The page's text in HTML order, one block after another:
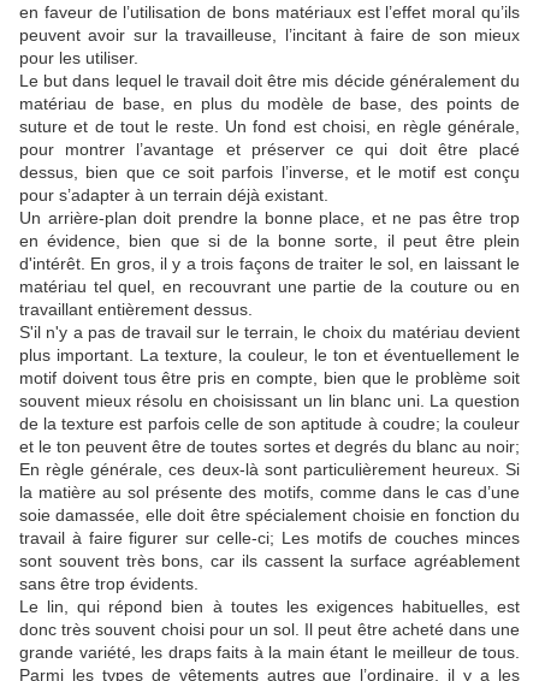
en faveur de l’utilisation de bons matériaux est l’effet moral qu’ils
peuvent avoir sur la travailleuse, l’incitant à faire de son mieux
pour les utiliser.
Le but dans lequel le travail doit être mis décide généralement du
matériau de base, en plus du modèle de base, des points de
suture et de tout le reste.
Un fond est choisi, en règle générale,
pour montrer l’avantage et préserver ce qui doit être placé
dessus, bien que ce soit parfois l’inverse, et le motif est conçu
pour s’adapter à un terrain déjà existant.
Un arrière-plan doit prendre la bonne place, et ne pas être trop
en évidence, bien que si de la bonne sorte, il peut être plein
d'intérêt. En gros, il y a trois façons de traiter le sol, en laissant le
matériau tel quel, en recouvrant une partie de la couture ou en
travaillant entièrement dessus.
S'il n'y a pas de travail sur le terrain, le choix du matériau devient
plus important.
La texture, la couleur, le ton et éventuellement le
motif doivent tous être pris en compte, bien que le problème soit
souvent mieux résolu en choisissant un lin blanc uni. La question
de la texture est parfois celle de son aptitude à coudre; la couleur
et le ton peuvent être de toutes sortes et degrés du blanc au noir;
En règle générale, ces deux-là sont particulièrement heureux. Si
la matière au sol présente des motifs, comme dans le cas d’une
soie damassée, elle doit être spécialement choisie en fonction du
travail à faire figurer sur celle-ci; Les motifs de couches minces
sont souvent très bons, car ils cassent la surface agréablement
sans être trop évidents.
Le lin, qui répond bien à toutes les exigences habituelles, est
donc très souvent choisi pour un sol. Il peut être acheté dans une
grande variété, les draps faits à la main étant le meilleur de tous.
Parmi les types de vêtements autres que l’ordinaire, il y a les